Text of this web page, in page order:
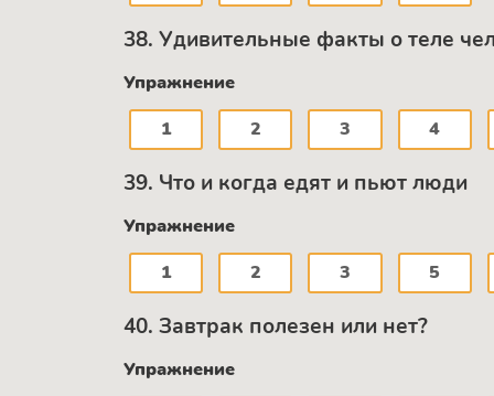
38. Удивительные факты о теле
Упражнение
1
2 3 4
39. Что и когда едят и пьют люди
Упражнение
1
2 3 5
40. Завтрак полезен или нет?
Упражнение